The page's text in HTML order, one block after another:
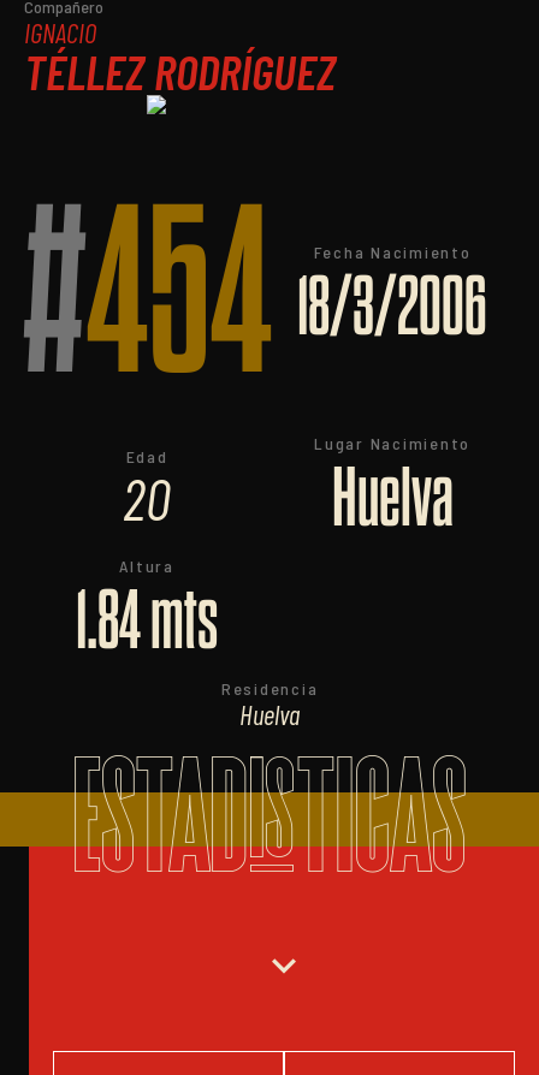
Compañero
IGNACIO
TÉLLEZ RODRÍGUEZ
#454 Fecha Nacimiento
18/3/2006
Edad
20
Lugar Nacimiento
Huelva
Altura
1.84 mts
Residencia
Huelva
ESTADISTICAS
expand_more